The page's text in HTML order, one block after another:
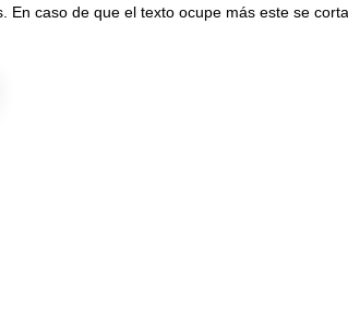
En caso de que el texto ocupe más este se